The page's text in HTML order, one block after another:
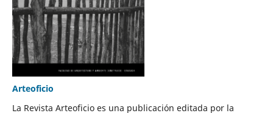
Arteoficio
La Revista Arteoficio es una publicación editada por la